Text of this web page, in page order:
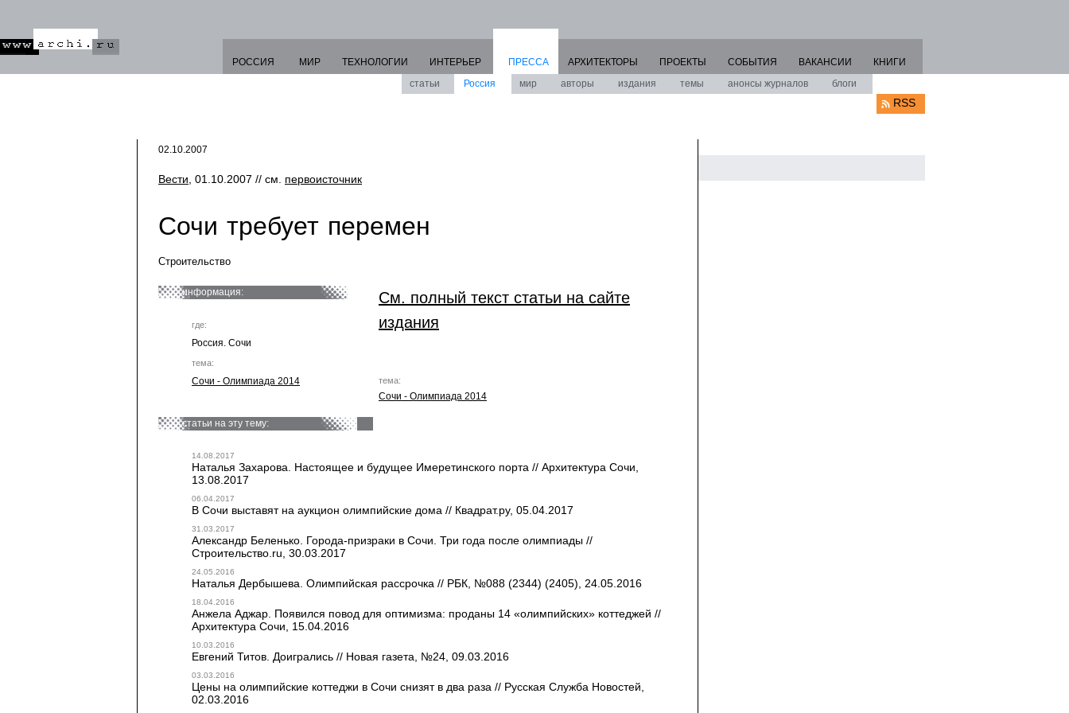
РОССИЯ МИР ТЕХНОЛОГИИ ИНТЕРЬЕР
ПРЕССА
статьи
Россия мир авторы издания темы анонсы журналов блоги
АРХИТЕКТОРЫ ПРОЕКТЫ СОБЫТИЯ ВАКАНСИИ КНИГИ
RSS
02.10.2007
Вести , 01.10.2007 // см. первоисточник
Сочи требует перемен
Строительство
информация:
где:
Россия. Сочи
тема:
Сочи - Олимпиада 2014
См. полный текст статьи на сайте
издания
тема:
Сочи - Олимпиада 2014
статьи на эту тему:
14.08.2017
Наталья Захарова. Настоящее и будущее Имеретинского порта // Архитектура Сочи,
13.08.2017
06.04.2017
В Сочи выставят на аукцион олимпийские дома // Квадрат.ру, 05.04.2017
31.03.2017
Александр Беленько. Города-призраки в Сочи. Три года после олимпиады //
Строительство.ru, 30.03.2017
24.05.2016
Наталья Дербышева. Олимпийская рассрочка // РБК, №088 (2344) (2405), 24.05.2016
18.04.2016
Анжела Аджар. Появился повод для оптимизма: проданы 14 «олимпийских» коттеджей //
Архитектура Сочи, 15.04.2016
10.03.2016
Евгений Титов. Доигрались // Новая газета, №24, 09.03.2016
03.03.2016
Цены на олимпийские коттеджи в Сочи снизят в два раза // Русская Служба Новостей,
02.03.2016